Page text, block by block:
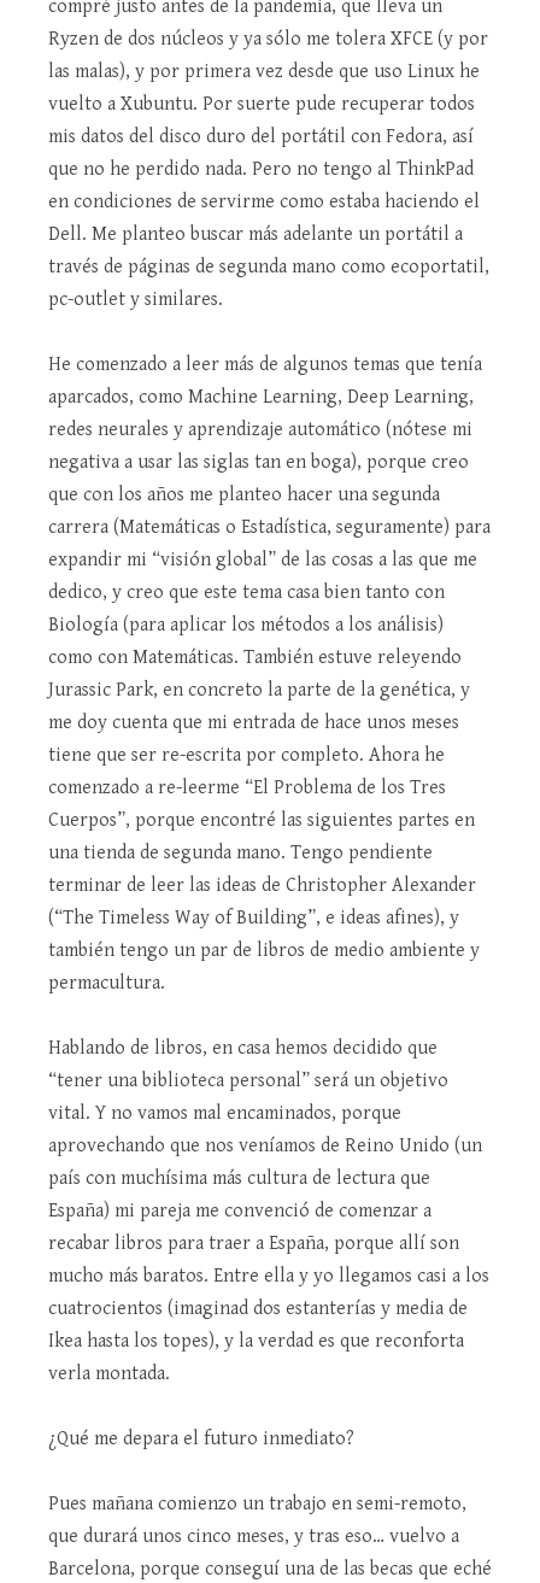
compré justo antes de la pandemia, que lleva un
Ryzen de dos núcleos y ya sólo me tolera XFCE (y por
las malas), y por primera vez desde que uso Linux he
vuelto a Xubuntu. Por suerte pude recuperar todos
mis datos del disco duro del portátil con Fedora, así
que no he perdido nada. Pero no tengo al ThinkPad
en condiciones de servirme como estaba haciendo el
Dell. Me planteo buscar más adelante un portátil a
través de páginas de segunda mano como ecoportatil,
pc-outlet y similares.
He comenzado a leer más de algunos temas que tenía
aparcados, como Machine Learning, Deep Learning,
redes neurales y aprendizaje automático (nótese mi
negativa a usar las siglas tan en boga), porque creo
que con los años me planteo hacer una segunda
carrera (Matemáticas o Estadística, seguramente) para
expandir mi “visión global” de las cosas a las que me
dedico, y creo que este tema casa bien tanto con
Biología (para aplicar los métodos a los análisis)
como con Matemáticas. También estuve releyendo
Jurassic Park, en concreto la parte de la genética, y
me doy cuenta que mi entrada de hace unos meses
tiene que ser re-escrita por completo. Ahora he
comenzado a re-leerme “El Problema de los Tres
Cuerpos”, porque encontré las siguientes partes en
una tienda de segunda mano. Tengo pendiente
terminar de leer las ideas de Christopher Alexander
(“The Timeless Way of Building”, e ideas afines), y
también tengo un par de libros de medio ambiente y
permacultura.
Hablando de libros, en casa hemos decidido que
“tener una biblioteca personal” será un objetivo
vital. Y no vamos mal encaminados, porque
aprovechando que nos veníamos de Reino Unido (un
país con muchísima más cultura de lectura que
España) mi pareja me convenció de comenzar a
recabar libros para traer a España, porque allí son
mucho más baratos. Entre ella y yo llegamos casi a los
cuatrocientos (imaginad dos estanterías y media de
Ikea hasta los topes), y la verdad es que reconforta
verla montada.
¿Qué me depara el futuro inmediato?
Pues mañana comienzo un trabajo en semi-remoto,
que durará unos cinco meses, y tras eso… vuelvo a
Barcelona, porque conseguí una de las becas que eché